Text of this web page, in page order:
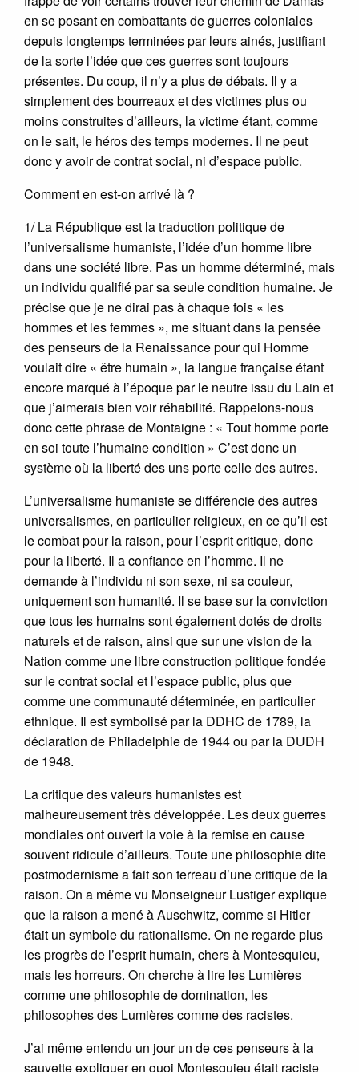
en se posant en combattants de guerres coloniales
depuis longtemps terminées par leurs ainés, justifiant
de la sorte l’idée que ces guerres sont toujours
présentes. Du coup, il n’y a plus de débats. Il y a
simplement des bourreaux et des victimes plus ou
moins construites d’ailleurs, la victime étant, comme
on le sait, le héros des temps modernes. Il ne peut
donc y avoir de contrat social, ni d’espace public.
Comment en est-on arrivé là ?
1/ La République est la traduction politique de
l’universalisme humaniste, l’idée d’un homme libre
dans une société libre. Pas un homme déterminé, mais
un individu qualifié par sa seule condition humaine. Je
précise que je ne dirai pas à chaque fois « les
hommes et les femmes », me situant dans la pensée
des penseurs de la Renaissance pour qui Homme
voulait dire « être humain », la langue française étant
encore marqué à l’époque par le neutre issu du Lain et
que j’aimerais bien voir réhabilité. Rappelons-nous
donc cette phrase de Montaigne : « Tout homme porte
en soi toute l’humaine condition » C’est donc un
système où la liberté des uns porte celle des autres.
L’universalisme humaniste se différencie des autres
universalismes, en particulier religieux, en ce qu’il est
le combat pour la raison, pour l’esprit critique, donc
pour la liberté. Il a confiance en l’homme. Il ne
demande à l’individu ni son sexe, ni sa couleur,
uniquement son humanité. Il se base sur la conviction
que tous les humains sont également dotés de droits
naturels et de raison, ainsi que sur une vision de la
Nation comme une libre construction politique fondée
sur le contrat social et l’espace public, plus que
comme une communauté déterminée, en particulier
ethnique. Il est symbolisé par la DDHC de 1789, la
déclaration de Philadelphie de 1944 ou par la DUDH
de 1948.
La critique des valeurs humanistes est
malheureusement très développée. Les deux guerres
mondiales ont ouvert la voie à la remise en cause
souvent ridicule d’ailleurs. Toute une philosophie dite
postmodernisme a fait son terreau d’une critique de la
raison. On a même vu Monseigneur Lustiger explique
que la raison a mené à Auschwitz, comme si Hitler
était un symbole du rationalisme. On ne regarde plus
les progrès de l’esprit humain, chers à Montesquieu,
mais les horreurs. On cherche à lire les Lumières
comme une philosophie de domination, les
philosophes des Lumières comme des racistes.
J’ai même entendu un jour un de ces penseurs à la
sauvette expliquer en quoi Montesquieu était raciste